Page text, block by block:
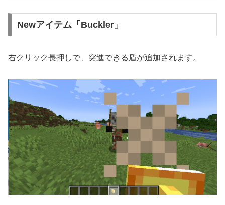
Newアイテム「Buckler」
右クリック長押しで、突進できる盾が追加されます。